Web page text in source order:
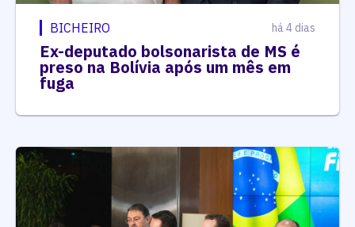
BICHEIRO há 4 dias
Ex-deputado bolsonarista de MS é
preso na Bolívia após um mês em
fuga